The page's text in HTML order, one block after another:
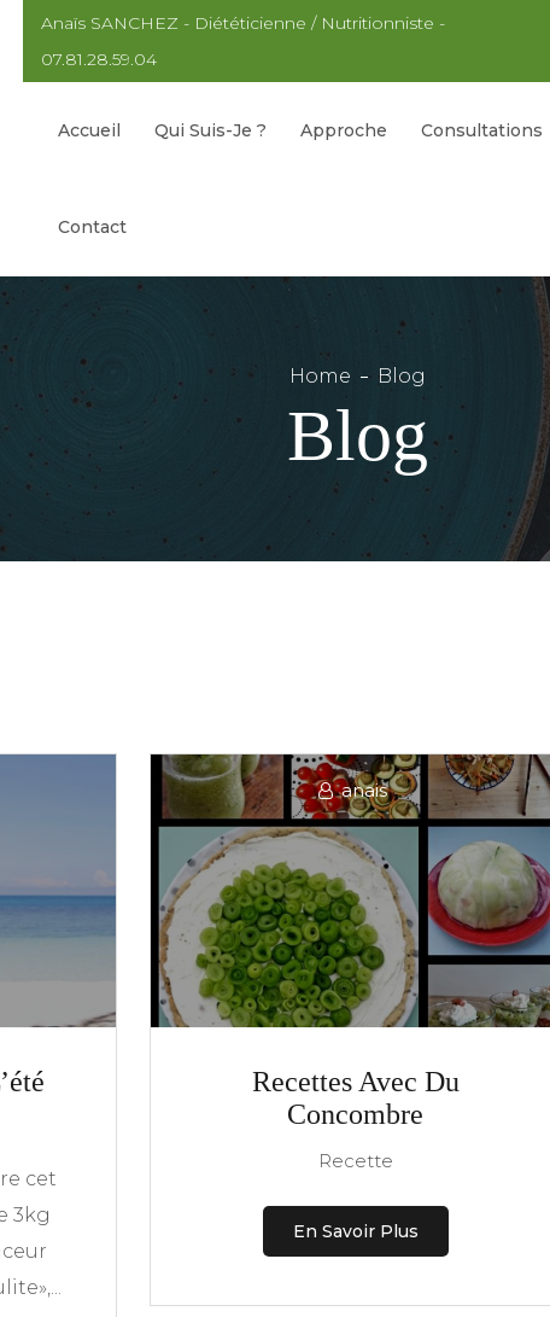
Anaïs SANCHEZ - Diététicienne / Nutritionniste -
07.81.28.59.04
Accueil Qui Suis-Je ? Approche Consultations
Contact
Blog
Home Blog
cet
3kg
anais
Recettes Avec Du
Concombre
Recette
En Savoir Plus